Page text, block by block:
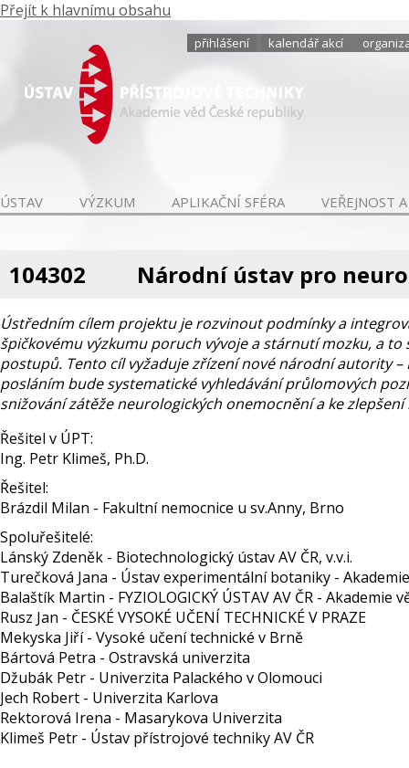
Přejít k hlavnímu obsahu
přihlášení kalendář akcí
ÚSTAV VÝZKUM APLIKAČNÍ SFÉRA VEŘEJNOST
104302 Národní ústav pro
Ústředním cílem projektu je rozvinout podmínky a
špičkovému výzkumu poruch vývoje a stárnutí mozku, a
postupů. Tento cíl vyžaduje zřízení nové národní autority
posláním bude systematické vyhledávání průlomových
snižování zátěže neurologických onemocnění a ke
Řešitel v ÚPT:
Ing. Petr Klimeš, Ph.D.
Řešitel:
Brázdil Milan - Fakultní nemocnice u sv.Anny, Brno
Spoluřešitelé:
Lánský Zdeněk - Biotechnologický ústav AV ČR, v.v.i.
Turečková Jana - Ústav experimentální botaniky -
Balaštík Martin - FYZIOLOGICKÝ ÚSTAV AV ČR - Akademie
Rusz Jan - ČESKÉ VYSOKÉ UČENÍ TECHNICKÉ V PRAZE
Mekyska Jiří - Vysoké učení technické v Brně
Bártová Petra - Ostravská univerzita
Džubák Petr - Univerzita Palackého v Olomouci
Jech Robert - Univerzita Karlova
Rektorová Irena - Masarykova Univerzita
Klimeš Petr - Ústav přístrojové techniky AV ČR